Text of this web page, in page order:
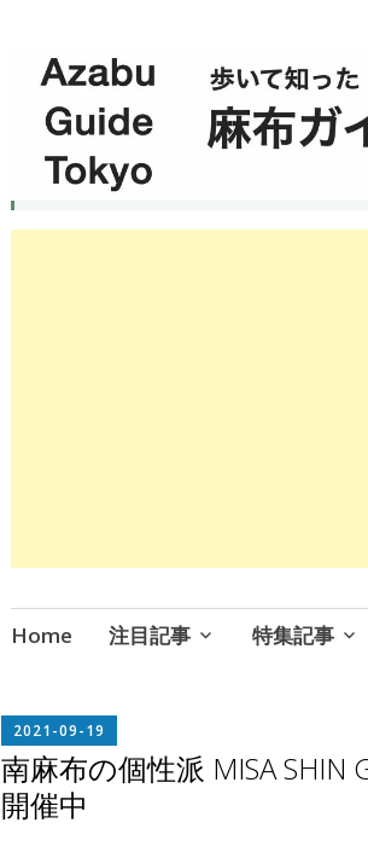
コ
ン
ツ
へ
ス
Home 注目記事 特集記事
2021-09-19
CHIEF
南麻布の個性派 MISA SHIN
開催中